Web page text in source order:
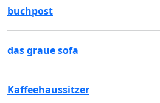
buchpost
das graue sofa
Kaffeehaussitzer